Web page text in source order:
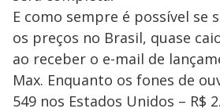
E como sempre é possível se
os preços no Brasil, quase
ao receber o e-mail de
Max. Enquanto os fones de
549 nos Estados Unidos – R$